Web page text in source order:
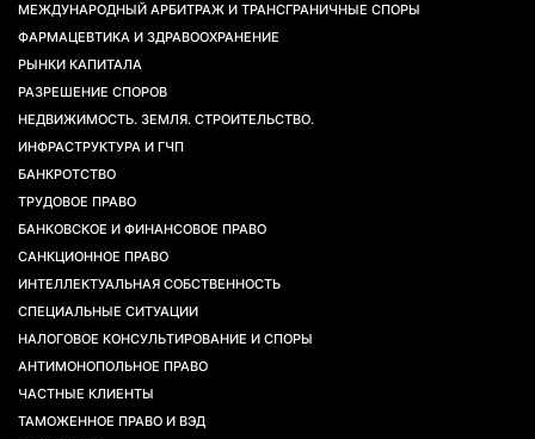
МЕЖДУНАРОДНЫЙ АРБИТРАЖ И ТРАНСГРАНИЧНЫЕ СПОРЫ
ФАРМАЦЕВТИКА И ЗДРАВООХРАНЕНИЕ
РЫНКИ КАПИТАЛА
РАЗРЕШЕНИЕ СПОРОВ
НЕДВИЖИМОСТЬ. ЗЕМЛЯ. СТРОИТЕЛЬСТВО.
ИНФРАСТРУКТУРА И ГЧП
БАНКРОТСТВО
ТРУДОВОЕ ПРАВО
БАНКОВСКОЕ И ФИНАНСОВОЕ ПРАВО
САНКЦИОННОЕ ПРАВО
ИНТЕЛЛЕКТУАЛЬНАЯ СОБСТВЕННОСТЬ
СПЕЦИАЛЬНЫЕ СИТУАЦИИ
НАЛОГОВОЕ КОНСУЛЬТИРОВАНИЕ И СПОРЫ
АНТИМОНОПОЛЬНОЕ ПРАВО
ЧАСТНЫЕ КЛИЕНТЫ
ТАМОЖЕННОЕ ПРАВО И ВЭД